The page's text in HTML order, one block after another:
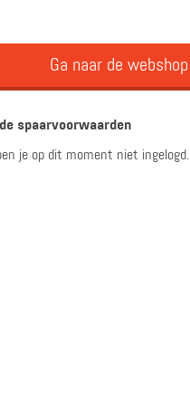
Ga naar de webshop
spaarvoorwaarden
je op dit moment niet ingelogd.